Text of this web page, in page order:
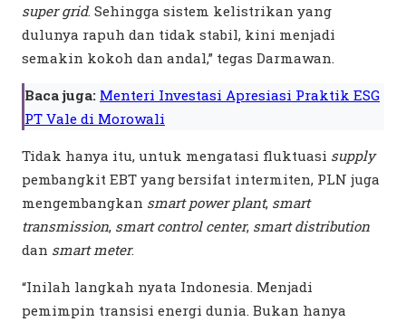
super grid. Sehingga sistem kelistrikan yang
dulunya rapuh dan tidak stabil, kini menjadi
semakin kokoh dan andal,” tegas Darmawan.
Baca juga: Menteri Investasi Apresiasi Praktik ESG
PT Vale di Morowali
Tidak hanya itu, untuk mengatasi fluktuasi supply
pembangkit EBT yang bersifat intermiten, PLN juga
mengembangkan smart power plant, smart
transmission, smart control center, smart distribution
dan smart meter.
“Inilah langkah nyata Indonesia. Menjadi
pemimpin transisi energi dunia. Bukan hanya